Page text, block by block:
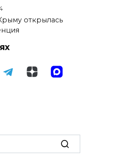
открылась